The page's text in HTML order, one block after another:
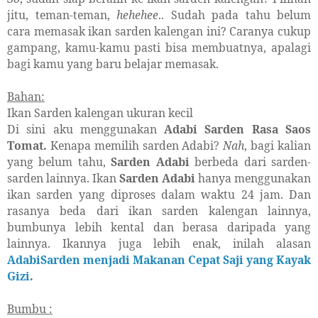
jitu, teman-teman, hehehee.. Sudah pada tahu belum
cara memasak ikan sarden kalengan ini? Caranya cukup
gampang, kamu-kamu pasti bisa membuatnya, apalagi
bagi kamu yang baru belajar memasak.
Bahan:
Ikan Sarden kalengan ukuran kecil
Di sini aku menggunakanAdabi Sarden Rasa Saos
Tomat. Kenapa memilih sarden Adabi?Nah, bagi kalian
yang belum tahu,Sarden Adabiberbeda dari sarden-
sarden lainnya. IkanSarden Adabihanya menggunakan
ikan sarden yang diproses dalam waktu 24 jam. Dan
rasanya beda dari ikan sarden kalengan lainnya,
bumbunya lebih kental dan berasa daripada yang
lainnya. Ikannya juga lebih enak, inilah alasan
AdabiSarden menjadi Makanan Cepat Saji yang Kayak
Gizi.
Bumbu :